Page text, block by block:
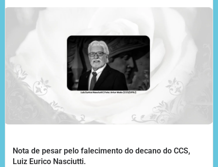
Nota de pesar pelo falecimento do decano do CCS,
Luiz Eurico Nasciutti.